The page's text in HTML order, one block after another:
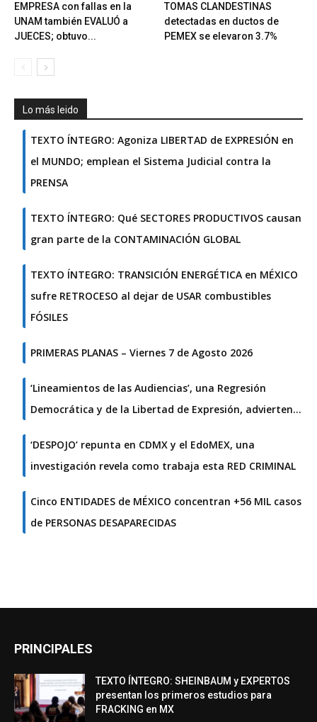
EMPRESA con fallas en la
UNAM también EVALUÓ a
JUECES; obtuvo...
TOMAS CLANDESTINAS
detectadas en ductos de
PEMEX se elevaron 3.7%
Lo más leido
TEXTO ÍNTEGRO: Agoniza LIBERTAD de EXPRESIÓN en
el MUNDO; emplean el Sistema Judicial contra la
PRENSA
TEXTO ÍNTEGRO: Qué SECTORES PRODUCTIVOS causan
gran parte de la CONTAMINACIÓN GLOBAL
TEXTO ÍNTEGRO: TRANSICIÓN ENERGÉTICA en MÉXICO
sufre RETROCESO al dejar de USAR combustibles
FÓSILES
PRIMERAS PLANAS – Viernes 7 de Agosto 2026
‘Lineamientos de las Audiencias’, una Regresión
Democrática y de la Libertad de Expresión, advierten…
‘DESPOJO’ repunta en CDMX y el EdoMEX, una
investigación revela como trabaja esta RED CRIMINAL
Cinco ENTIDADES de MÉXICO concentran +56 MIL casos
de PERSONAS DESAPARECIDAS
PRINCIPALES
TEXTO ÍNTEGRO: SHEINBAUM y EXPERTOS
presentan los primeros estudios para
FRACKING en MX